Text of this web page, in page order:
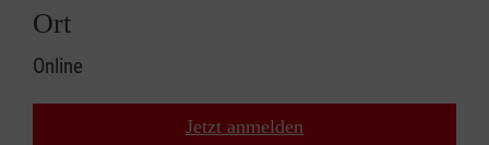
Ort
Online
Jetzt anmelden